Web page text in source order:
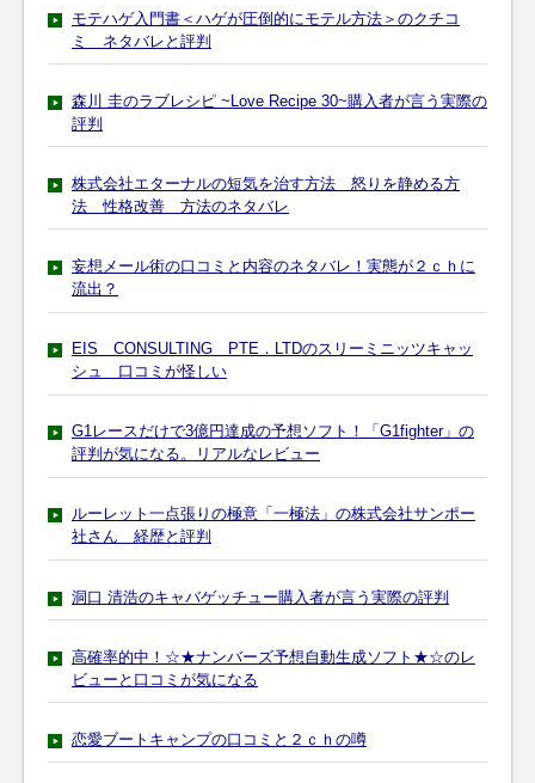
モテハゲ入門書＜ハゲが圧倒的にモテル方法＞のクチコ
ミ ネタバレと評判
森川 圭のラブレシピ ~Love Recipe 30~購入者が言う実際の
評判
株式会社エターナルの短気を治す方法 怒りを静める方
法 性格改善 方法のネタバレ
妄想メール術の口コミと内容のネタバレ！実態が２ｃｈに
流出？
EIS CONSULTING PTE．LTDのスリーミニッツキャッ
シュ 口コミが怪しい
G1レースだけで3億円達成の予想ソフト！「G1fighter」の
評判が気になる。リアルなレビュー
ルーレット一点張りの極意「一極法」の株式会社サンポー
社さん 経歴と評判
洞口 清浩のキャバゲッチュー購入者が言う実際の評判
高確率的中！☆★ナンバーズ予想自動生成ソフト★☆のレ
ビューと口コミが気になる
恋愛ブートキャンプの口コミと２ｃｈの噂